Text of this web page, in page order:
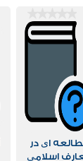
ای در
اسلامی